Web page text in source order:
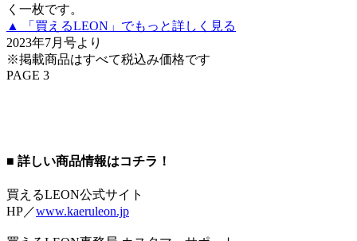
く一枚です。
▲ 「買えるLEON」でもっと詳しく見る
2023年7月号より
※掲載商品はすべて税込み価格です
PAGE 3
■ 詳しい商品情報はコチラ！
買えるLEON公式サイト
HP／www.kaeruleon.jp